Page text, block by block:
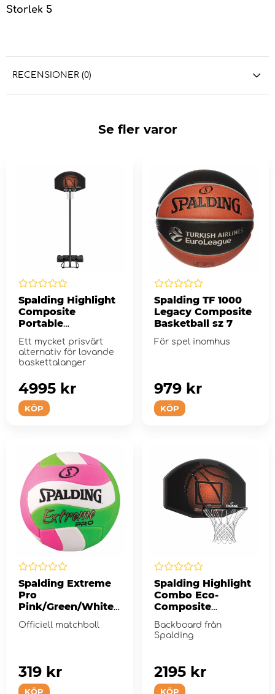
Storlek 5
RECENSIONER (0)
Se fler varor
Spalding Highlight
Composite
Portable
Basketball System
Ett mycket prisvärt
alternativ för lovande
baskettalanger
KÖP
4995 kr
Spalding TF 1000
Legacy Composite
Basketball sz 7
För spel inomhus
KÖP
979 kr
Spalding Extreme
Pro
Pink/Green/White
Officiell matchboll
KÖP
319 kr
Spalding Highlight
Combo Eco-
Composite
Backboard från
Spalding
KÖP
2195 kr